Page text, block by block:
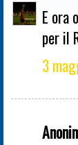
E ora
per il
3